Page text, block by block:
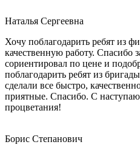
Наталья Сергеевна
Хочу поблагодарить ребят из
качественную работу. Спасибо
сориентировал по цене и
поблагодарить ребят из
сделали все быстро,
приятные. Спасибо. С
процветания!
Борис Степанович